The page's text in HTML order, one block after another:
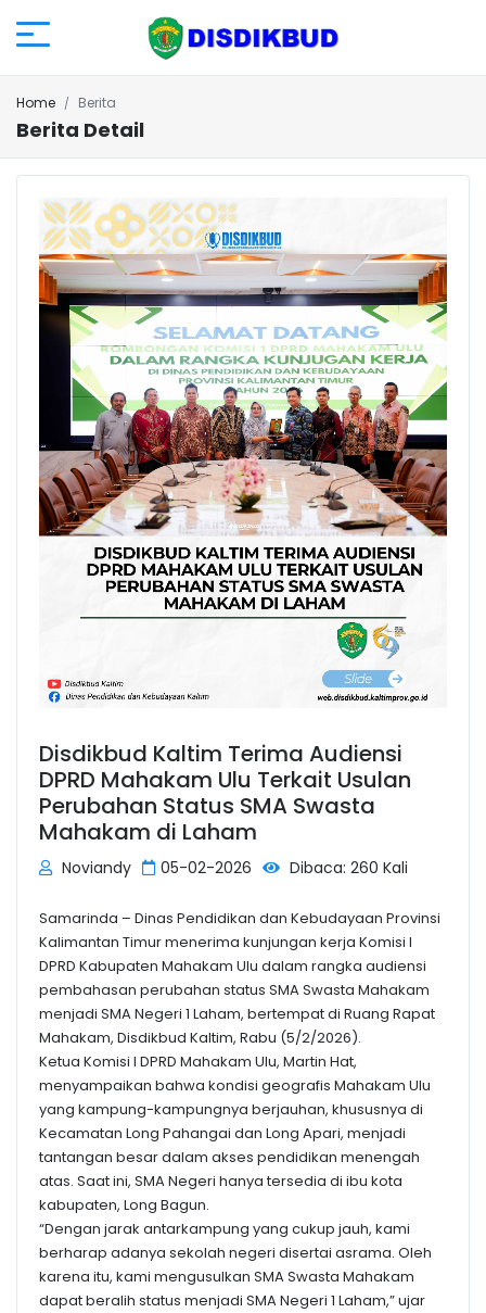
Home Berita
Berita Detail
Disdikbud Kaltim Terima Audiensi
DPRD Mahakam Ulu Terkait Usulan
Perubahan Status SMA Swasta
Mahakam di Laham
Noviandy 05-02-2026 Dibaca: 260 Kali
Samarinda – Dinas Pendidikan dan Kebudayaan Provinsi
Kalimantan Timur menerima kunjungan kerja Komisi I
DPRD Kabupaten Mahakam Ulu dalam rangka audiensi
pembahasan perubahan status SMA Swasta Mahakam
menjadi SMA Negeri 1 Laham, bertempat di Ruang Rapat
Mahakam, Disdikbud Kaltim, Rabu (5/2/2026).
Ketua Komisi I DPRD Mahakam Ulu, Martin Hat,
menyampaikan bahwa kondisi geografis Mahakam Ulu
yang kampung-kampungnya berjauhan, khususnya di
Kecamatan Long Pahangai dan Long Apari, menjadi
tantangan besar dalam akses pendidikan menengah
atas. Saat ini, SMA Negeri hanya tersedia di ibu kota
kabupaten, Long Bagun.
“Dengan jarak antarkampung yang cukup jauh, kami
berharap adanya sekolah negeri disertai asrama. Oleh
karena itu, kami mengusulkan SMA Swasta Mahakam
dapat beralih status menjadi SMA Negeri 1 Laham,” ujar